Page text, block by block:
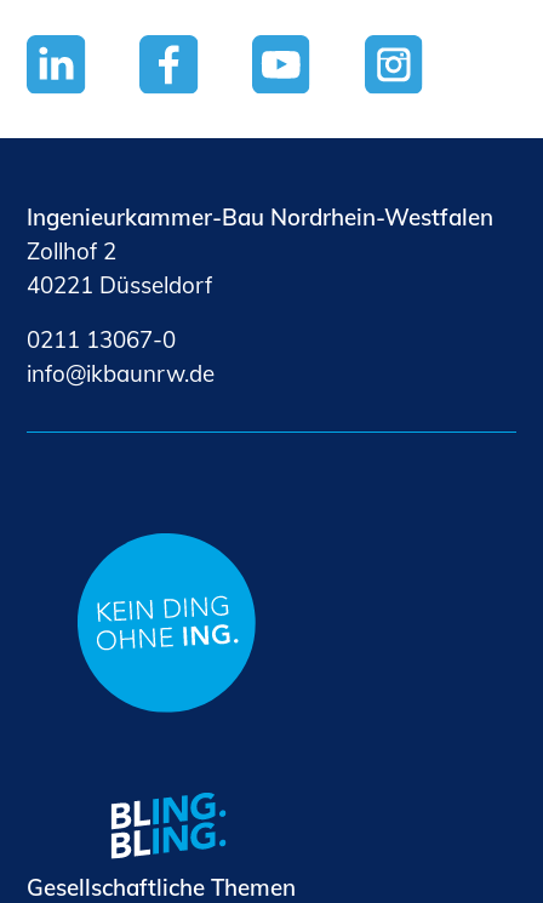
Ingenieurkammer-Bau Nordrhein-Westfalen
Zollhof 2
40221 Düsseldorf
0211 13067-0
nf
kb nrwd
Gesellschaftliche Themen